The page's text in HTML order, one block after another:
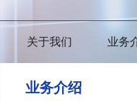
关于我们 业务
业务介绍